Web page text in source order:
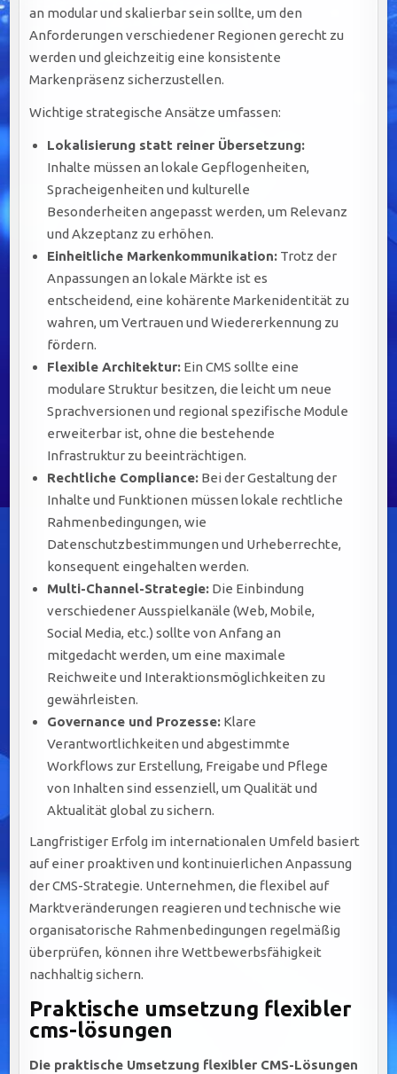
an modular und skalierbar sein sollte, um den
Anforderungen verschiedener Regionen gerecht zu
werden und gleichzeitig eine konsistente
Markenpräsenz sicherzustellen.
Wichtige strategische Ansätze umfassen:
Lokalisierung statt reiner Übersetzung:
Inhalte müssen an lokale Gepflogenheiten,
Spracheigenheiten und kulturelle
Besonderheiten angepasst werden, um Relevanz
und Akzeptanz zu erhöhen.
Einheitliche Markenkommunikation: Trotz der
Anpassungen an lokale Märkte ist es
entscheidend, eine kohärente Markenidentität zu
wahren, um Vertrauen und Wiedererkennung zu
fördern.
Flexible Architektur: Ein CMS sollte eine
modulare Struktur besitzen, die leicht um neue
Sprachversionen und regional spezifische Module
erweiterbar ist, ohne die bestehende
Infrastruktur zu beeinträchtigen.
Rechtliche Compliance: Bei der Gestaltung der
Inhalte und Funktionen müssen lokale rechtliche
Rahmenbedingungen, wie
Datenschutzbestimmungen und Urheberrechte,
konsequent eingehalten werden.
Multi-Channel-Strategie: Die Einbindung
verschiedener Ausspielkanäle (Web, Mobile,
Social Media, etc.) sollte von Anfang an
mitgedacht werden, um eine maximale
Reichweite und Interaktionsmöglichkeiten zu
gewährleisten.
Governance und Prozesse: Klare
Verantwortlichkeiten und abgestimmte
Workflows zur Erstellung, Freigabe und Pflege
von Inhalten sind essenziell, um Qualität und
Aktualität global zu sichern.
Langfristiger Erfolg im internationalen Umfeld basiert
auf einer proaktiven und kontinuierlichen Anpassung
der CMS-Strategie. Unternehmen, die flexibel auf
Marktveränderungen reagieren und technische wie
organisatorische Rahmenbedingungen regelmäßig
überprüfen, können ihre Wettbewerbsfähigkeit
nachhaltig sichern.
Praktische umsetzung flexibler
cms-lösungen
Die praktische Umsetzung flexibler CMS-Lösungen